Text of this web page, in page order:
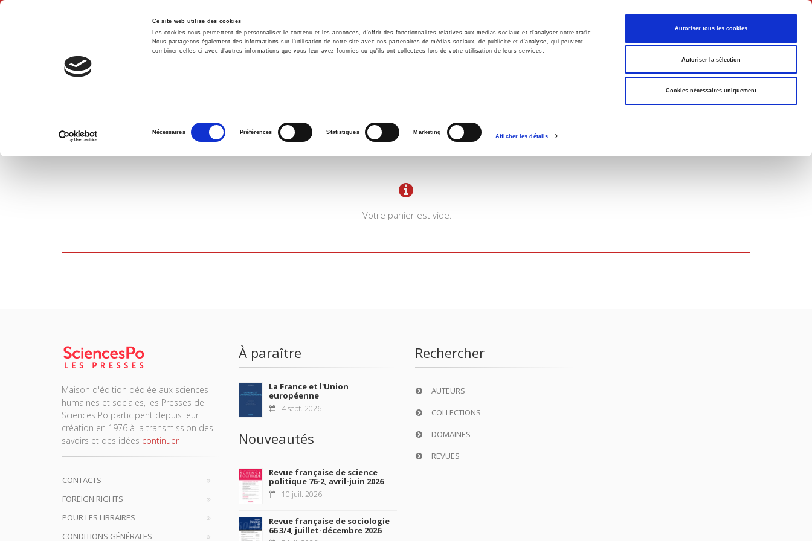
Ce site web utilise des cookies
Les cookies nous permettent de personnaliser le contenu et les annonces, d'offrir des fonctionnalités relatives aux médias sociaux et d'analyser notre trafic.
Nous partageons également des informations sur l'utilisation de notre site avec nos partenaires de médias sociaux, de publicité et d'analyse, qui peuvent
combiner celles-ci avec d'autres informations que vous leur avez fournies ou qu'ils ont collectées lors de votre utilisation de leurs services.
consentement
Nécessaires Préférences Statistiques Marketing
Afficher les détails
Autoriser tous les cookies
Autoriser la sélection
Cookies nécessaires uniquement
Français
Accueil Environnement Histoire International
PANIER D'ACHATS
Votre panier est vide.
Maison d'édition dédiée aux sciences
humaines et sociales, les Presses de
Sciences Po participent depuis leur
création en 1976 à la transmission des
savoirs et des idées continuer
CONTACTS
FOREIGN RIGHTS
POUR LES LIBRAIRES
CONDITIONS GÉNÉRALES
À paraître
La France et l'Union
européenne
4 sept. 2026
Nouveautés
Revue française de science
politique 76-2, avril-juin 2026
10 juil. 2026
Revue française de sociologie
66 3/4, juillet-décembre 2026
Rechercher
AUTEURS
COLLECTIONS
DOMAINES
REVUES